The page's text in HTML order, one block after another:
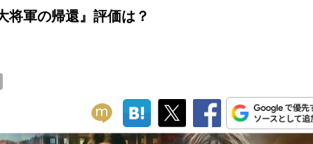
将軍の帰還』評価は？